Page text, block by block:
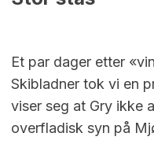
Et par dager etter
Skibladner tok vi en
viser seg at Gry ikke
overfladisk syn på